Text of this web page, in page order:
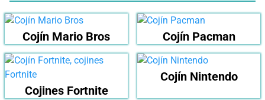
Cojín Mario Bros Cojín Pacman
Cojines Fortnite
Cojín Nintendo